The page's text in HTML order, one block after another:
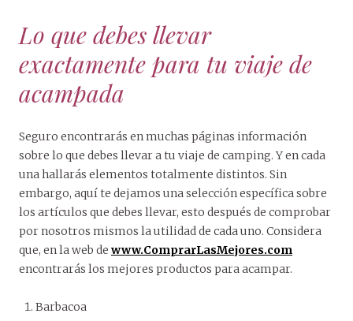
Lo que debes llevar
exactamente para tu viaje de
acampada
Seguro encontrarás en muchas páginas información
sobre lo que debes llevar a tu viaje de camping. Y en cada
una hallarás elementos totalmente distintos. Sin
embargo, aquí te dejamos una selección específica sobre
los artículos que debes llevar, esto después de comprobar
por nosotros mismos la utilidad de cada uno. Considera
que, en la web de www.ComprarLasMejores.com
encontrarás los mejores productos para acampar.
Barbacoa